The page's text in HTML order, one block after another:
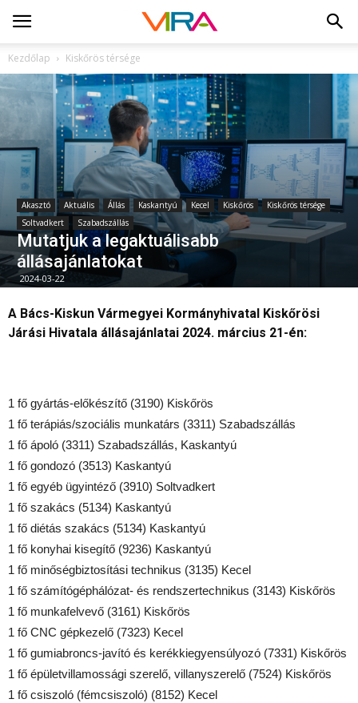
Kezdőlap Kiskőrös térsége
Akasztó Aktuális Állás Kaskantyú Kecel Kiskőrös
Kiskőrös térsége
Soltvadkert
Szabadszállás
Mutatjuk a legaktuálisabb
állásajánlatokat
2024-03-22
A Bács-Kiskun Vármegyei Kormányhivatal Kiskőrösi
Járási Hivatala állásajánlatai 2024. március 21-én:
1 fő gyártás-előkészítő (3190) Kiskőrös
1 fő terápiás/szociális munkatárs (3311) Szabadszállás
1 fő ápoló (3311) Szabadszállás, Kaskantyú
1 fő gondozó (3513) Kaskantyú
1 fő egyéb ügyintéző (3910) Soltvadkert
1 fő szakács (5134) Kaskantyú
1 fő diétás szakács (5134) Kaskantyú
1 fő konyhai kisegítő (9236) Kaskantyú
1 fő minőségbiztosítási technikus (3135) Kecel
1 fő számítógéphálózat- és rendszertechnikus (3143) Kiskőrös
1 fő munkafelvevő (3161) Kiskőrös
1 fő CNC gépkezelő (7323) Kecel
1 fő gumiabroncs-javító és kerékkiegyensúlyozó (7331) Kiskőrös
1 fő épületvillamossági szerelő, villanyszerelő (7524) Kiskőrös
1 fő csiszoló (fémcsiszoló) (8152) Kecel